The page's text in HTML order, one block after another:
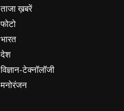
ताजा ख़बरें
फोटो
भारत
देश
विज्ञान-टेक्नॉलॉजी
मनोरंजन